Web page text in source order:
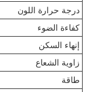
درجة حرارة اللون
كفاءة الضوء
إنهاء السكن
زاوية الشعاع
طاقة